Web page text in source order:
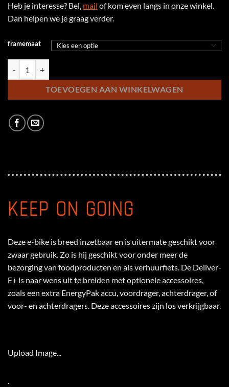
Heb je interesse? Bel, mail of kom even langs in onze winkel.
Dan helpen we je graag verder.
framemaat
TOEVOEGEN AAN WINKELWAGEN
KEEP ON GOING
Deze e-bike is breed inzetbaar en is uitermate geschikt voor
zwaar gebruik. Zo is hij geschikt voor onder meer de
bezorging van foodproducten en als verhuurfiets. De Deliver-
E+ is naar wens uit te breiden met optionele accessoires,
zoals een extra EnergyPak accu, voordrager, achterdrager, of
voor- en achterdragers. Deze accessoires zijn los verkrijgbaar.
Upload Image...
.